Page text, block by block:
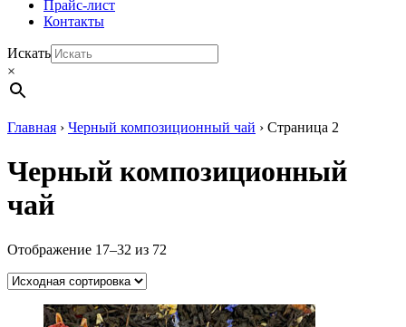
Прайс-лист
Контакты
Искать
×
Главная › Черный композиционный чай › Страница 2
Черный композиционный
чай
Отображение 17–32 из 72